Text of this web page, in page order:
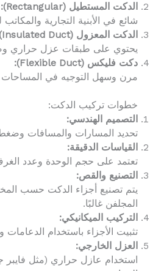
الدكت المستطيل (Rectangular):
شائع في الأبنية التجارية
الدكت المعزول (Insulated Duct):
يحتوي على طبقات عزل حراري
دكت فليكس (Flexible Duct):
مرن وسهل التوجيه في المساحات
خطوات تركيب الدكت:
التصميم الهندسي:
تحديد المسارات والمسافات
القياسات الدقيقة:
تعتمد على حجم الوحدة وعدد
التصنيع والقص:
يتم تصنيع أجزاء الدكت حسب
المجلفن غالبًا.
التركيب الميكانيكي:
تثبيت الأجزاء باستخدام الدعامات
العزل الخارجي:
استخدام عازل حراري (مثل فايبر